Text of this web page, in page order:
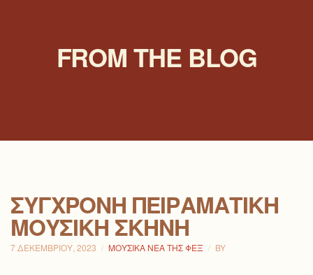
FROM THE BLOG
ΣΎΓΧΡΟΝΗ ΠΕΙΡΑΜΑΤΙΚΉ
ΜΟΥΣΙΚΉ ΣΚΗΝΉ
7 ΔΕΚΕΜΒΡΊΟΥ, 2023 ΜΟΥΣΙΚΆ ΝΈΑ ΤΗΣ ΦΕΞ BY